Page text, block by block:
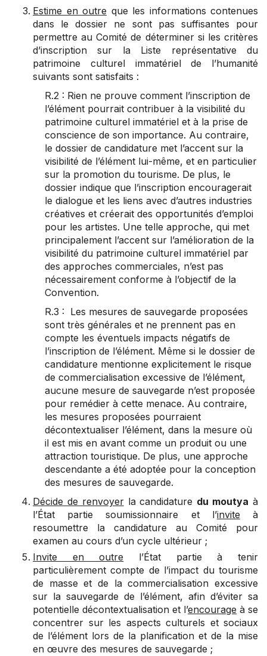
Estime en outre que les informations contenues
dans le dossier ne sont pas suffisantes pour
permettre au Comité de déterminer si les critères
d’inscription sur la Liste représentative du
patrimoine culturel immatériel de l’humanité
suivants sont satisfaits :
R.2 : Rien ne prouve comment l’inscription de
l’élément pourrait contribuer à la visibilité du
patrimoine culturel immatériel et à la prise de
conscience de son importance. Au contraire,
le dossier de candidature met l’accent sur la
visibilité de l’élément lui-même, et en particulier
sur la promotion du tourisme. De plus, le
dossier indique que l’inscription encouragerait
le dialogue et les liens avec d’autres industries
créatives et créerait des opportunités d’emploi
pour les artistes. Une telle approche, qui met
principalement l’accent sur l’amélioration de la
visibilité du patrimoine culturel immatériel par
des approches commerciales, n’est pas
nécessairement conforme à l’objectif de la
Convention.
R.3 : Les mesures de sauvegarde proposées
sont très générales et ne prennent pas en
compte les éventuels impacts négatifs de
l’inscription de l’élément. Même si le dossier de
candidature mentionne explicitement le risque
de commercialisation excessive de l’élément,
aucune mesure de sauvegarde n’est proposée
pour remédier à cette menace. Au contraire,
les mesures proposées pourraient
décontextualiser l’élément, dans la mesure où
il est mis en avant comme un produit ou une
attraction touristique. De plus, une approche
descendante a été adoptée pour la conception
des mesures de sauvegarde.
Décide de renvoyerla candidature du moutya à
l’État partie soumissionnaire et l’invite à
resoumettre la candidature au Comité pour
examen au cours d’un cycle ultérieur ;
Invite en outre l’État partie à tenir
particulièrement compte de l’impact du tourisme
de masse et de la commercialisation excessive
sur la sauvegarde de l’élément, afin d’éviter sa
potentielle décontextualisation et l’encourage à se
concentrer sur les aspects culturels et sociaux
de l’élément lors de la planification et de la mise
en œuvre des mesures de sauvegarde ;